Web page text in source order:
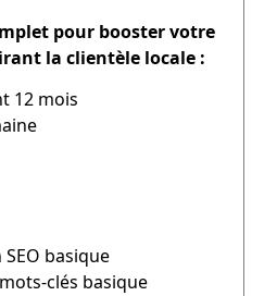
pour booster votre
la clientèle locale :
12 mois
basique
clés basique